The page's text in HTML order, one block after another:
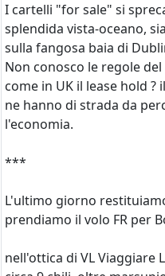
I cartelli "for sale" si
splendida vista-oceano,
sulla fangosa baia di
Non conosco le regole
come in UK il lease hold ?
ne hanno di strada da
l'economia.
***
L'ultimo giorno
prendiamo il volo FR per
nell'ottica di VL Viaggiare